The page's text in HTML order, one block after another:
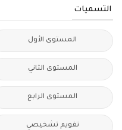
التسميات
المستوى الأول
المستوى الثاني
المستوى الرابع
تقويم تشخيصي